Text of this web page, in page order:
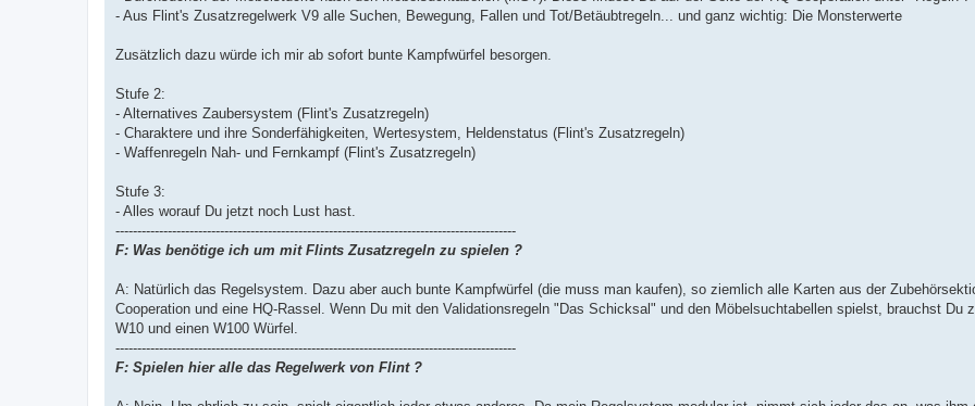
- Aus Flint's Zusatzregelwerk V9 alle Suchen, Bewegung, Fallen und Tot/Betäubtregeln... und ganz wichtig: Die Monsterwerte
Zusätzlich dazu würde ich mir ab sofort bunte Kampfwürfel besorgen.
Stufe 2:
- Alternatives Zaubersystem (Flint's Zusatzregeln)
- Charaktere und ihre Sonderfähigkeiten, Wertesystem, Heldenstatus (Flint's Zusatzregeln)
- Waffenregeln Nah- und Fernkampf (Flint's Zusatzregeln)
Stufe 3:
- Alles worauf Du jetzt noch Lust hast.
--------------------------------------------------------------------------------------------
F: Was benötige ich um mit Flints Zusatzregeln zu spielen ?
A: Natürlich das Regelsystem. Dazu aber auch bunte Kampfwürfel (die muss man kaufen), so ziemlich alle Karten aus der
Cooperation und eine HQ-Rassel. Wenn Du mit den Validationsregeln "Das Schicksal" und den Möbelsuchtabellen spielst, brauchst Du
W10 und einen W100 Würfel.
--------------------------------------------------------------------------------------------
F: Spielen hier alle das Regelwerk von Flint ?